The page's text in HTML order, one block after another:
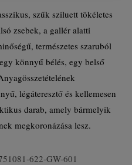
szűk sziluett tökéletes
zsebek, a gallér alatti
természetes szaruból
könnyű bélés, egy belső
légáteresztő és kellemesen
darab, amely bármelyik
megkoronázása lesz.
622-GW-601